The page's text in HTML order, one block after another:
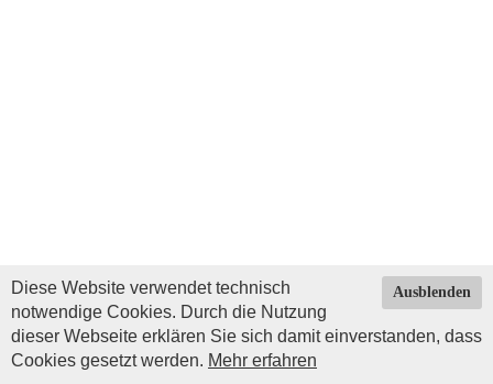
Ausblenden
Diese Website verwendet technisch
notwendige Cookies. Durch die Nutzung
dieser Webseite erklären Sie sich damit einverstanden, dass
Cookies gesetzt werden. Mehr erfahren